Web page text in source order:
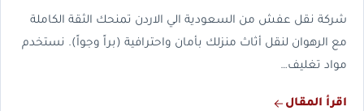
شركة نقل عفش من السعودية الي الاردن تمنحك الثقة الكاملة
مع الرهوان لنقل أثاث منزلك بأمان واحترافية (براً وجواً). نستخدم
مواد تغليف…
اقرأ المقال